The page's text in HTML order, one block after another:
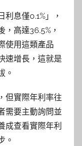
息僅0.1%」，
高達36.5%，
使用這類產品
速增長，這就是
。
但實際年利率往
需要主動詢問並
成查看實際年利
。